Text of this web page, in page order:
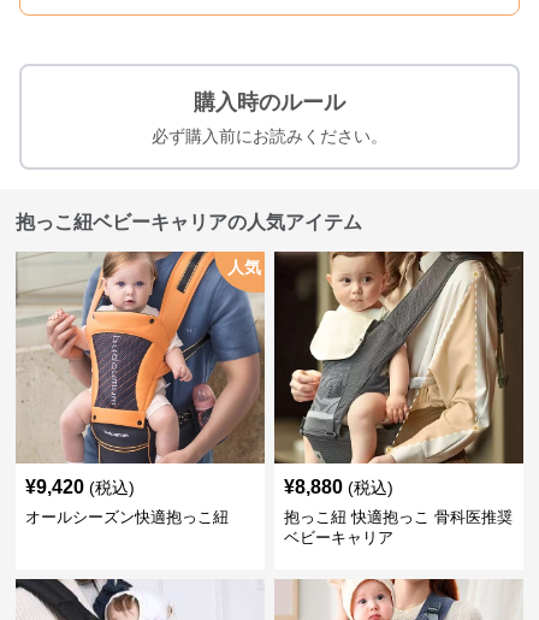
購入時のルール
必ず購入前にお読みください。
抱っこ紐ベビーキャリアの人気アイテム
人気
¥9,420 (税込)
オールシーズン快適抱っこ紐
¥8,880 (税込)
抱っこ紐 快適抱っこ 骨科医推奨
ベビーキャリア